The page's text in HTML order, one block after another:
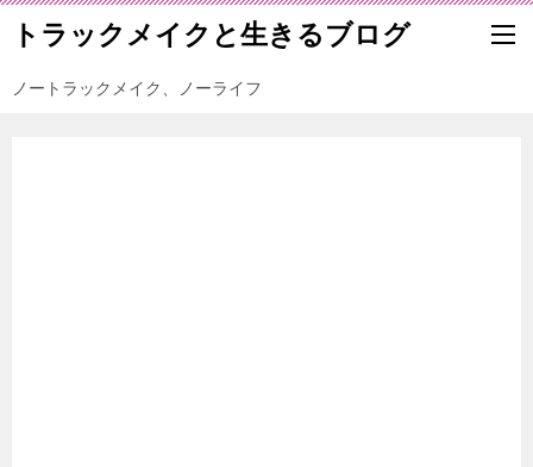
トラックメイクと生きるブログ
ノートラックメイク、ノーライフ